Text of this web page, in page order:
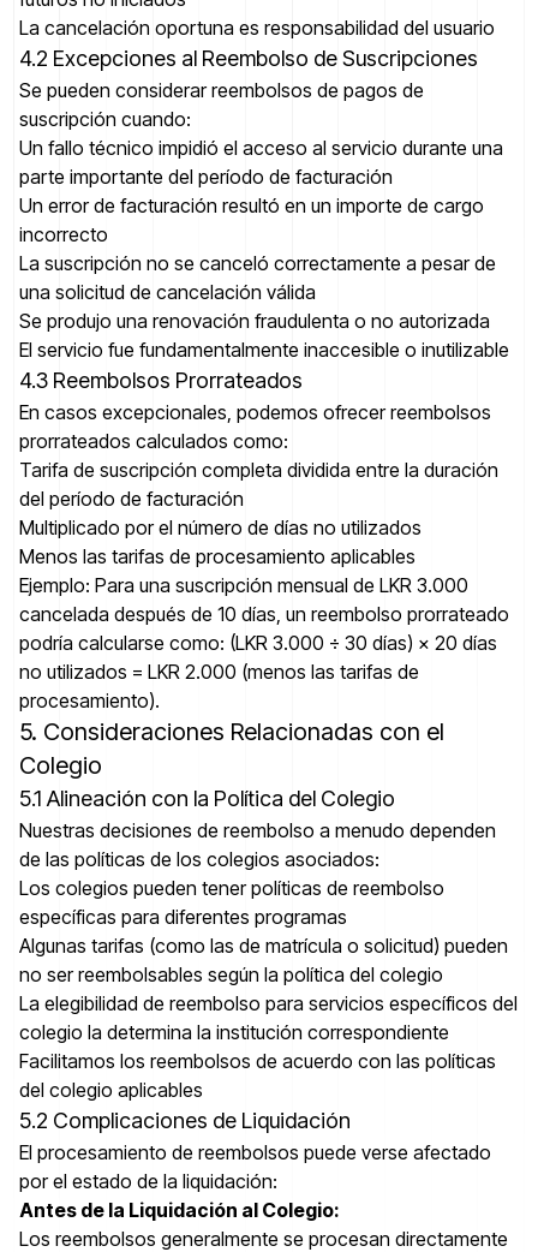
La cancelación oportuna es responsabilidad del usuario
4.2 Excepciones al Reembolso de Suscripciones
Se pueden considerar reembolsos de pagos de
suscripción cuando:
Un fallo técnico impidió el acceso al servicio durante una
parte importante del período de facturación
Un error de facturación resultó en un importe de cargo
incorrecto
La suscripción no se canceló correctamente a pesar de
una solicitud de cancelación válida
Se produjo una renovación fraudulenta o no autorizada
El servicio fue fundamentalmente inaccesible o inutilizable
4.3 Reembolsos Prorrateados
En casos excepcionales, podemos ofrecer reembolsos
prorrateados calculados como:
Tarifa de suscripción completa dividida entre la duración
del período de facturación
Multiplicado por el número de días no utilizados
Menos las tarifas de procesamiento aplicables
Ejemplo: Para una suscripción mensual de LKR 3.000
cancelada después de 10 días, un reembolso prorrateado
podría calcularse como: (LKR 3.000 ÷ 30 días) × 20 días
no utilizados = LKR 2.000 (menos las tarifas de
procesamiento).
5. Consideraciones Relacionadas con el
Colegio
5.1 Alineación con la Política del Colegio
Nuestras decisiones de reembolso a menudo dependen
de las políticas de los colegios asociados:
Los colegios pueden tener políticas de reembolso
específicas para diferentes programas
Algunas tarifas (como las de matrícula o solicitud) pueden
no ser reembolsables según la política del colegio
La elegibilidad de reembolso para servicios específicos del
colegio la determina la institución correspondiente
Facilitamos los reembolsos de acuerdo con las políticas
del colegio aplicables
5.2 Complicaciones de Liquidación
El procesamiento de reembolsos puede verse afectado
por el estado de la liquidación:
Antes de la Liquidación al Colegio:
Los reembolsos generalmente se procesan directamente